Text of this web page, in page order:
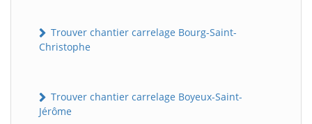
Trouver chantier carrelage Bourg-Saint-
Christophe
Trouver chantier carrelage Boyeux-Saint-
Jérôme